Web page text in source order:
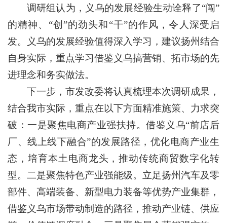
调研组认为，义乌的发展经验生动诠释了“闯”
的精神、“创”的劲头和“干”的作风，令人深受启
发。义乌的发展经验值得深入学习，建议扬州结合
自身实际，重点学习借鉴义乌搞营销、拓市场的先
进理念和务实做法。
下一步，市发改委将认真梳理本次调研成果，
结合我市实际，重点在以下方面精准施策、力求突
破：一是聚焦电商产业强扶持。借鉴义乌“前店后
厂、线上线下融合”的发展路径，优化电商产业生
态，培育本土电商龙头，推动传统商贸数字化转
型。二是聚焦特色产业强能级。立足扬州汽车及零
部件、高端装备、新型电力装备等优势产业集群，
借鉴义乌市场带动制造的路径，推动产业链、供应